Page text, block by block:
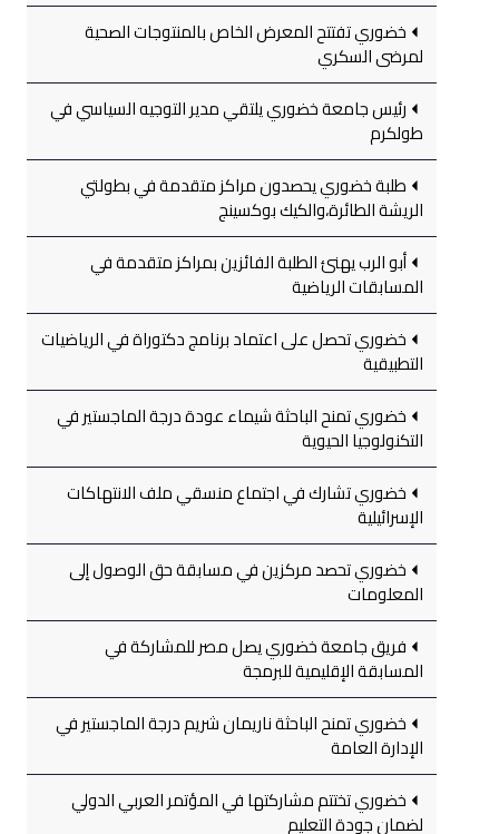
خضوري تفتتح المعرض الخاص بالمنتوجات الصحية
لمرضى السكري
رئيس جامعة خضوري يلتقي مدير التوجيه السياسي في
طولكرم
طلبة خضوري يحصدون مراكز متقدمة في بطولتي
الريشة الطائرة،والكيك بوكسينج
أبو الرب يهنئ الطلبة الفائزين بمراكز متقدمة في
المسابقات الرياضية
خضوري تحصل على اعتماد برنامج دكتوراة في الرياضيات
التطبيقية
خضوري تمنح الباحثة شيماء عودة درجة الماجستير في
التكنولوجيا الحيوية
خضوري تشارك في اجتماع منسقي ملف الانتهاكات
الإسرائيلية
خضوري تحصد مركزين في مسابقة حق الوصول إلى
المعلومات
فريق جامعة خضوري يصل مصر للمشاركة في
المسابقة الإقليمية للبرمجة
خضوري تمنح الباحثة ناريمان شريم درجة الماجستير في
الإدارة العامة
خضوري تختتم مشاركتها في المؤتمر العربي الدولي
لضمان جودة التعليم